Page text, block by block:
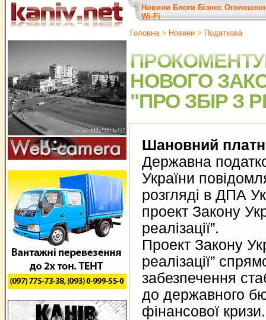
Новини Блоги Бізнес
Wi-Fi
Головна> Новини > Податкова
НОВОГО
"ПРО ЗБІР З
Шановний
Державна
України
розгляді в ДПА
проект Закону
реалізації”.
Проект Закону
реалізації”
забезпечення
до державного
фінансової кризи.